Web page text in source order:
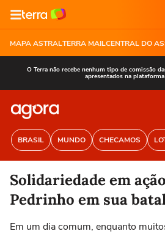
MAPA ASTRALTERRA MAILCENTRAL DO
O Terra não recebe nenhum tipo de comissão
apresentados na plataforma
BRASIL MUNDO CHECAMOS
Solidariedade em
Pedrinho em sua
Em um dia comum, enquanto